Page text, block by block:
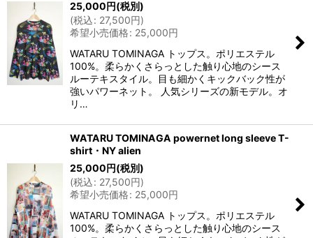
25,000円(税別)
(税込: 27,500円)
希望小売価格: 25,000円
WATARU TOMINAGA トップス。ポリエステル
100%。柔らかくさらっとした触り心地のシース
ルーテキスタイル。目も細かくキックバック性が
強いパワーネット。 人気シリーズの新モデル。オ
リ…
WATARU TOMINAGA powernet long sleeve T-
shirt・NY alien
25,000円(税別)
(税込: 27,500円)
希望小売価格: 25,000円
WATARU TOMINAGA トップス。ポリエステル
100%。柔らかくさらっとした触り心地のシース